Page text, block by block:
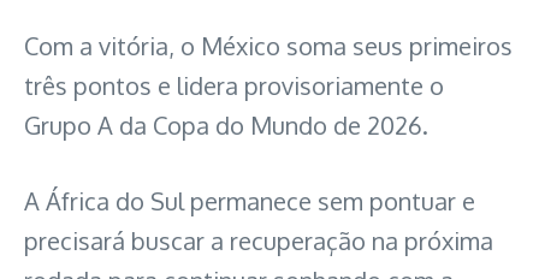
Com a vitória, o México soma seus primeiros
três pontos e lidera provisoriamente o
Grupo A da Copa do Mundo de 2026.
A África do Sul permanece sem pontuar e
precisará buscar a recuperação na próxima